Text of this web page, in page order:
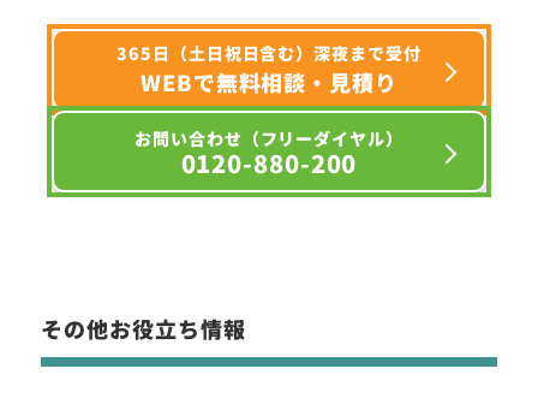
365日（土日祝日含む）深夜まで受付
WEBで無料相談・見積り
お問い合わせ（フリーダイヤル）
0120-880-200
その他お役立ち情報